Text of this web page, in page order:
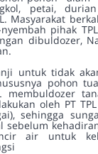
petai,
Masyarakat
pihak
dibuldozer,
untuk tidak
pohon
membuldozer
oleh PT
sehingga
sebelum
air untuk